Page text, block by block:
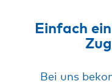
Einfach
Bei uns